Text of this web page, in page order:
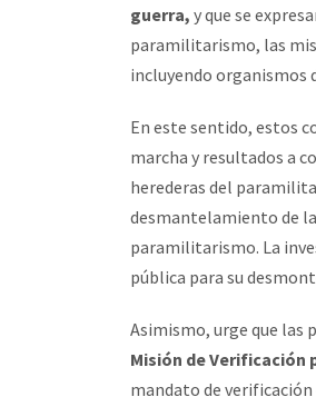
guerra, y que se
paramilitarismo, las
incluyendo organismos
En este sentido, estos
marcha y resultados a
herederas del
desmantelamiento de
paramilitarismo. La
pública para su
Asimismo, urge que las
Misión de Verificación
mandato de